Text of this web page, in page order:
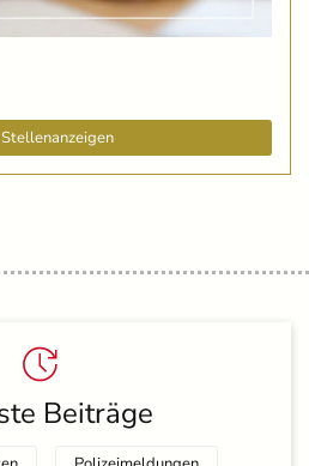
Beiträge